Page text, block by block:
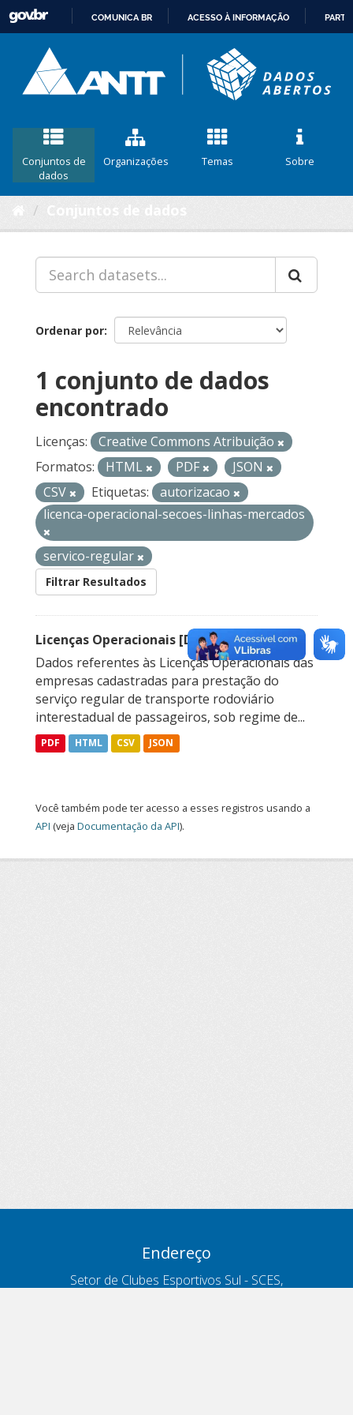
CONTEÚDO
COMUNICA BR ACESSO À INFORMAÇÃO
Conjuntos de
dados
Organizações Temas Sobre
Ordenar por
1 conjunto de dados
encontrado
Licenças:
Creative Commons Atribuição
Formatos:
HTML PDF
JSON
CSV
Etiquetas:
autorizacao
licenca-operacional-secoes-linhas-mercados
servico-regular
Filtrar Resultados
Licenças Operacionais [Descontinuado]
Dados referentes às Licenças Operacionais das
empresas cadastradas para prestação do
serviço regular de transporte rodoviário
interestadual de passageiros, sob regime de...
PDF HTML CSV JSON
Você também pode ter acesso a esses registros usando a
API (veja Documentação da API).
Endereço
Setor de Clubes Esportivos Sul - SCES,